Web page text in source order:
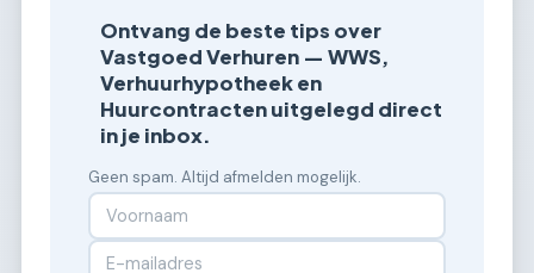
Ontvang de beste tips over
Vastgoed Verhuren — WWS,
Verhuurhypotheek en
Huurcontracten uitgelegd direct
in je inbox.
Geen spam. Altijd afmelden mogelijk.